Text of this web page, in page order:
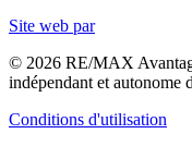
Site web par
© 2026 RE/MAX
indépendant et
Conditions d'utilisation